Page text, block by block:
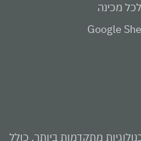
מכינה
מתקדמות ביותר, כולל